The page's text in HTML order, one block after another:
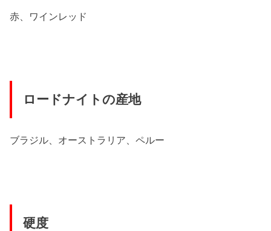
赤、ワインレッド
ロードナイトの産地
ブラジル、オーストラリア、ペルー
硬度